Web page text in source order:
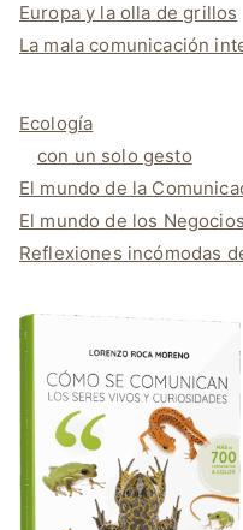
Europa y la olla de grillos
La mala comunicación
Ecología
con un solo gesto
El mundo de la
El mundo de los Negocios
Reflexiones incómodas